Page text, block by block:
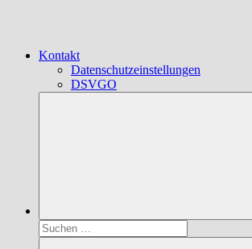
Kontakt
Datenschutzeinstellungen
DSVGO
Suchen
nach: